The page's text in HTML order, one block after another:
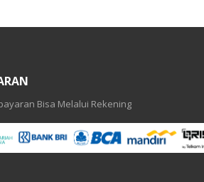
Bisa Melalui Rekening